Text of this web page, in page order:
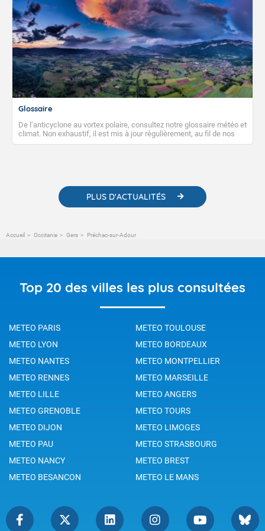
Glossaire
De l’anticyclone au vortex polaire, consultez notre glossaire météo et
climat. Non exhaustif, il est mis à jour régulièrement, au fil de nos
publications. Vous y trouverez également des liens utiles vers nos
PLUS D'ACTUALITÉS
Accueil Occitanie Gers Préchac-sur-Adour
Top 20 des villes les plus consultées
METEO PARIS
METEO TOULOUSE
METEO LYON
METEO BORDEAUX
METEO NANTES
METEO MONTPELLIER
METEO RENNES
METEO MARSEILLE
METEO LILLE
METEO ANGERS
METEO GRENOBLE
METEO TOURS
METEO DIJON
METEO LIMOGES
METEO PAU
METEO STRASBOURG
METEO NANCY
METEO BREST
METEO BESANCON
METEO LE MANS